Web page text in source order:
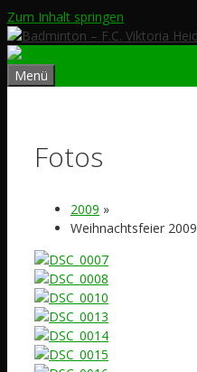
Zum Inhalt springen
Menü
Fotos
2009 »
Weihnachtsfeier 2009